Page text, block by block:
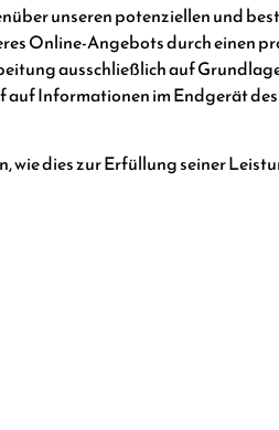
unseren potenziellen und
Online-Angebots durch einen
ausschließlich auf Grundlage
Informationen im Endgerät
dies zur Erfüllung seiner